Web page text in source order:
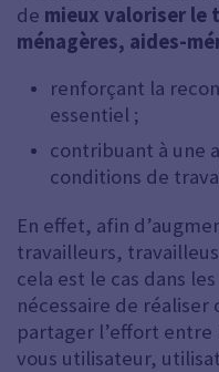
de mieux valoriser le
ménagères, aides-
renforçant la
essentiel ;
contribuant à une
conditions de
En effet, afin
travailleurs,
cela est le cas dans
nécessaire de
partager l’effort entre
vous utilisateur,